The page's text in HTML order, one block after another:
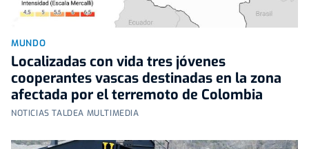
MUNDO
Localizadas con vida tres jóvenes
cooperantes vascas destinadas en la zona
afectada por el terremoto de Colombia
NOTICIAS TALDEA MULTIMEDIA